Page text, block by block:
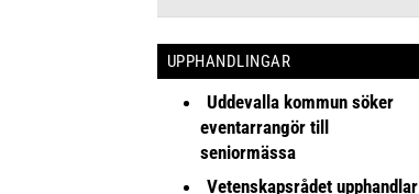
UPPHANDLINGAR
Uddevalla kommun söker
eventarrangör till
seniormässa
Vetenskapsrådet upphandlar